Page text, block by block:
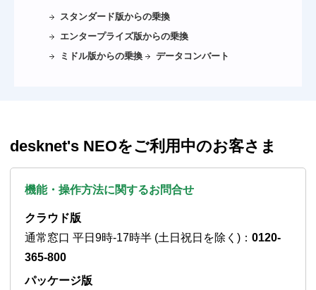
スタンダード版からの乗換
エンタープライズ版からの乗換
ミドル版からの乗換
データコンバート
desknet's NEOをご利用中のお客さま
機能・操作方法に関するお問合せ
クラウド版
通常窓口 平日9時-17時半 (土日祝日を除く)： 0120-
365-800
パッケージ版